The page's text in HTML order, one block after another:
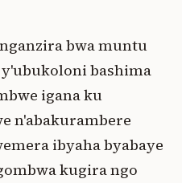
bwa muntu
bashima
igana ku
n'abakurambere
ibyaha byabaye
kugira ngo